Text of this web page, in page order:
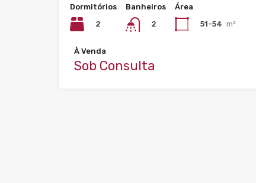
Dormitórios
2
Banheiros
2
Área
51-54 m²
À Venda
Sob Consulta